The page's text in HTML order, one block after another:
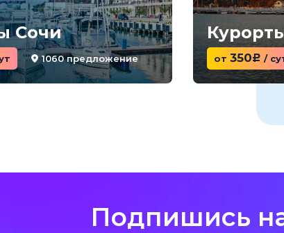
Сочи
1060 предложение от 350c /
Подпишись